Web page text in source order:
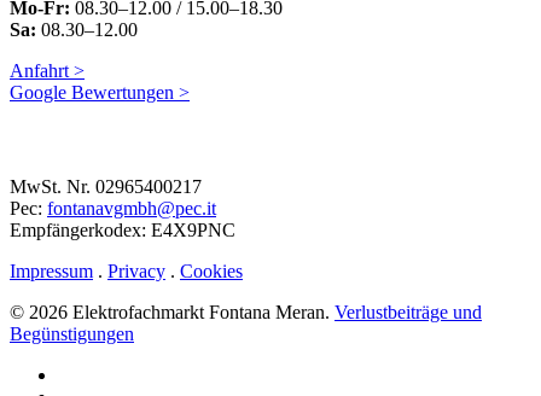
Mo-Fr: 08.30–12.00 / 15.00–18.30
Sa: 08.30–12.00
Anfahrt >
Google Bewertungen >
MwSt. Nr. 02965400217
Pec: fontanavgmbh@pec.it
Empfängerkodex: E4X9PNC
Impressum . Privacy . Cookies
© 2026 Elektrofachmarkt Fontana Meran. Verlustbeiträge und
Begünstigungen